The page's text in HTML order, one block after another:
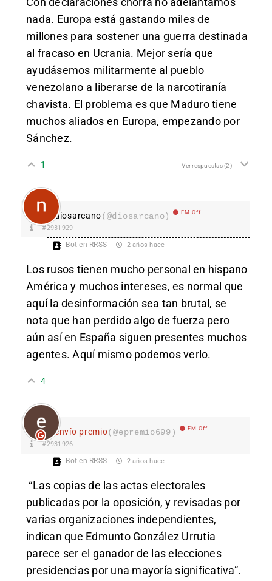
nada. Europa está gastando miles de
millones para sostener una guerra destinada
al fracaso en Ucrania. Mejor sería que
ayudásemos militarmente al pueblo
venezolano a liberarse de la narcotiranía
chavista. El problema es que Maduro tiene
muchos aliados en Europa, empezando por
Sánchez.
1 Ver respuestas(2)
diosarcano(@diosarcano) EM Off
#2931929
Bot en RRSS 2 años hace
Los rusos tienen mucho personal en hispano
América y muchos intereses, es normal que
aquí la desinformación sea tan brutal, se
nota que han perdido algo de fuerza pero
aún así en España siguen presentes muchos
agentes. Aquí mismo podemos verlo.
4
envío premio(@epremio699) EM Off
#2931926
Bot en RRSS 2 años hace
“Las copias de las actas electorales
publicadas por la oposición, y revisadas por
varias organizaciones independientes,
indican que Edmunto González Urrutia
parece ser el ganador de las elecciones
presidencias por una mayoría significativa”.